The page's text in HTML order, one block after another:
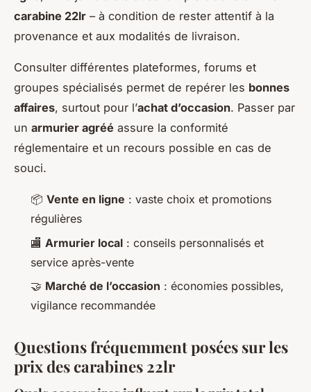
carabine 22lr – à condition de rester attentif à la
provenance et aux modalités de livraison.
Consulter différentes plateformes, forums et
groupes spécialisés permet de repérer les bonnes
affaires, surtout pour l’achat d’occasion. Passer par
un armurier agréé assure la conformité
réglementaire et un recours possible en cas de
souci.
📦 Vente en ligne : vaste choix et promotions
régulières
🏬 Armurier local : conseils personnalisés et
service après-vente
🤝 Marché de l’occasion : économies possibles,
vigilance recommandée
Questions fréquemment posées sur les
prix des carabines 22lr